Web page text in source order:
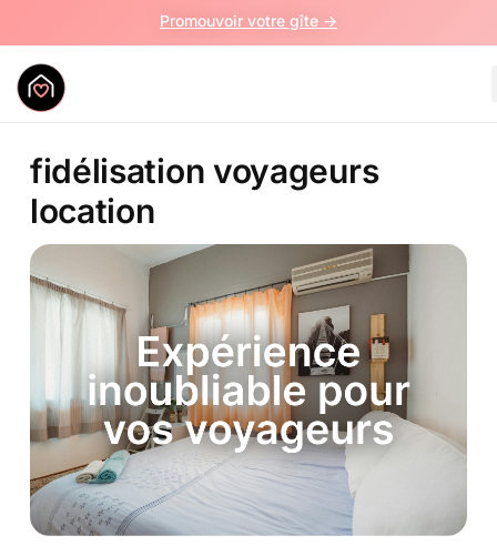
Promouvoir votre gîte ->
fidélisation voyageurs
location